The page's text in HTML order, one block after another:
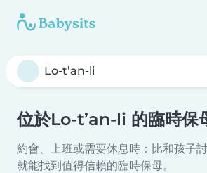
位於Lo-t’an-li 的臨時保
約會、上班或需要休息時：比和孩子
就能找到值得信賴的臨時保母。